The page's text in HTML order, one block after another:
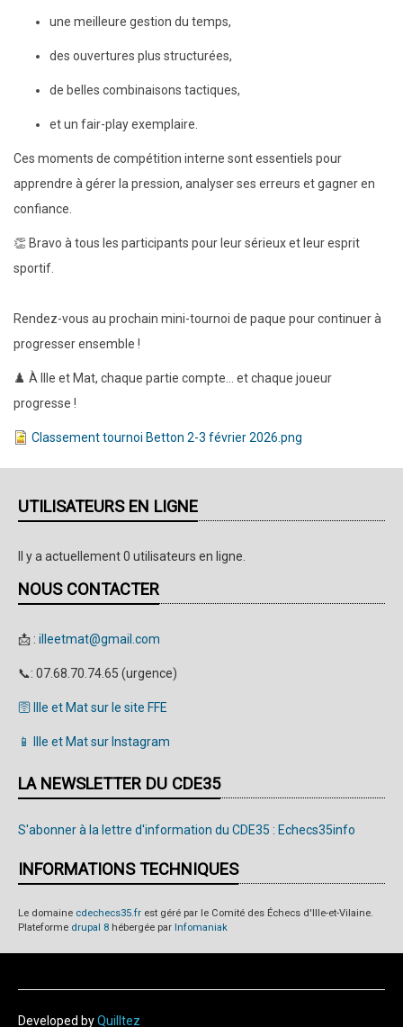
une meilleure gestion du temps,
des ouvertures plus structurées,
de belles combinaisons tactiques,
et un fair-play exemplaire.
Ces moments de compétition interne sont essentiels pour
apprendre à gérer la pression, analyser ses erreurs et gagner en
confiance.
👏 Bravo à tous les participants pour leur sérieux et leur esprit
sportif.
Rendez-vous au prochain mini-tournoi de paque pour continuer à
progresser ensemble !
♟️ À Ille et Mat, chaque partie compte… et chaque joueur
progresse !
Classement tournoi Betton 2-3 février 2026.png
UTILISATEURS EN LIGNE
Il y a actuellement 0 utilisateurs en ligne.
NOUS CONTACTER
📩 : illeetmat@gmail.com
📞: 07.68.70.74.65 (urgence)
🛜 Ille et Mat sur le site FFE
📱 Ille et Mat sur Instagram
LA NEWSLETTER DU CDE35
S'abonner à la lettre d'information du CDE35 : Echecs35info
INFORMATIONS TECHNIQUES
Le domaine cdechecs35.fr est géré par le Comité des Échecs d'Ille-et-Vilaine.
Plateforme drupal 8 hébergée par Infomaniak
Developed byQuilltez